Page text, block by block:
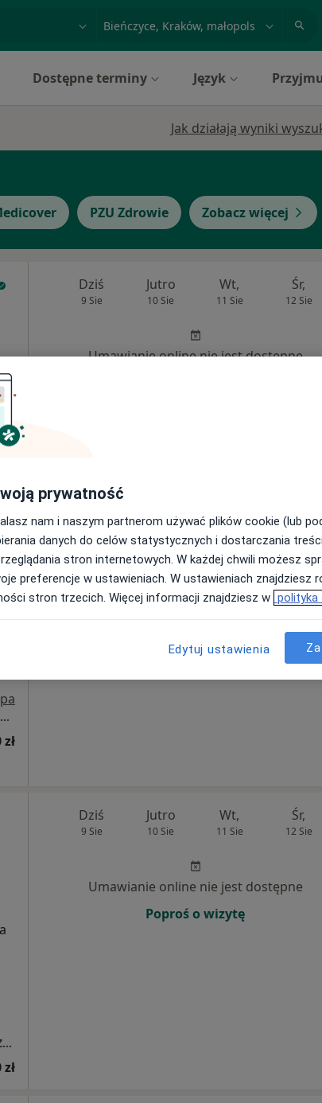
lub nazwiskomiasto lub dzielnica
Dostępne terminy Język
Jak działają wyniki
PZU Zdrowie Zobacz więcej
Dziś
9 Sie
Jutro
10 Sie
Wt,
11 Sie
Śr,
12 Sie
Umawianie online nie jest dostępne
Specjalistyczny Gabinet Urazowo-Ortopedyczny Mariusz Nowakowski (budynek Skymedic)
Dziś
9 Sie
Jutro
10 Sie
Wt,
11 Sie
Śr,
12 Sie
Umawianie online nie jest dostępne
SPECJALISTYCZNY GABINET ORTOPEDYCZNO-URAZOWY BARTŁOMIEJ DOBOSZ
Dziś
9 Sie
Jutro
10 Sie
Wt,
11 Sie
Śr,
12 Sie
Umawianie online nie jest dostępne
Poproś o wizytę
prywatność
nam i naszym partnerom używać plików cookie (lub
danych do celów statystycznych i dostarczania
stron internetowych. W każdej chwili możesz
preferencje w ustawieniach. W ustawieniach znajdziesz
stron trzecich. Więcej informacji znajdziesz w polityka
Edytuj ustawienia